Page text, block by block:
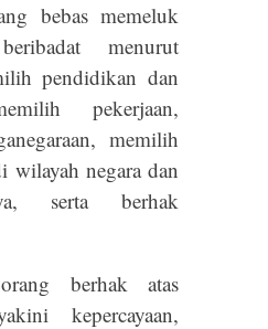
bebas memeluk
menurut
pendidikan dan
pekerjaan,
memilih
wilayah negara dan
serta berhak
berhak atas
kepercayaan,